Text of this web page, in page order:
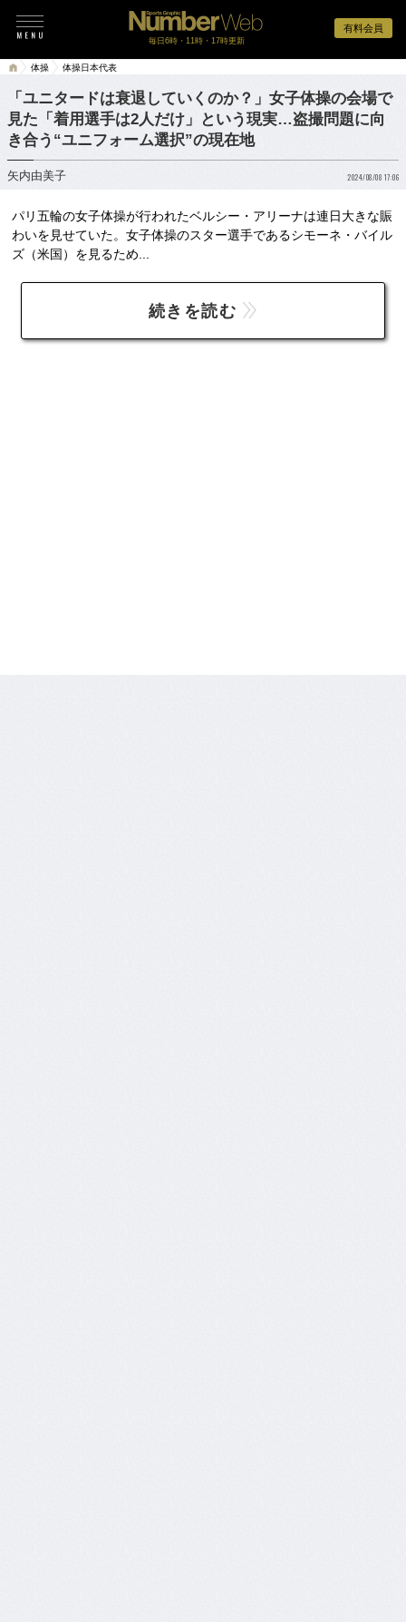
有料会員
毎日6時・11時・17時更新
体操 体操日本代表
「ユニタードは衰退していくのか？」女子体操の会場で
見た「着用選手は2人だけ」という現実…盗撮問題に向
き合う“ユニフォーム選択”の現在地
矢内由美子 2024/08/08 17:06
パリ五輪の女子体操が行われたベルシー・アリーナは連日大きな賑
わいを見せていた。女子体操のスター選手であるシモーネ・バイル
ズ（米国）を見るため...
続きを読む